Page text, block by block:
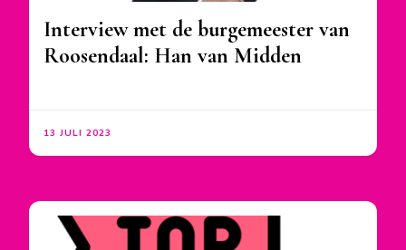
Interview met de burgemeester van
Roosendaal: Han van Midden
13 JULI 2023